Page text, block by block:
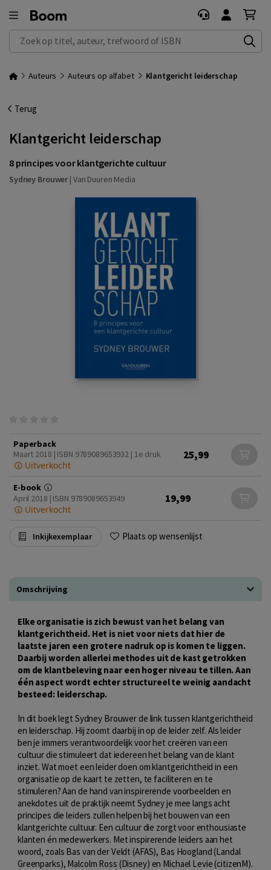
Zoek op titel, auteur, trefwoord of ISBN
Auteurs Auteurs op alfabet Klantgericht leiderschap
Terug
Klantgericht leiderschap
8 principes voor klantgerichte cultuur
Sydney Brouwer | Van Duuren Media
Paperback
Maart 2018 | ISBN 9789089653932 | 1e druk
Uitverkocht
25,99
E-book
April 2018 | ISBN 9789089653949
Uitverkocht
19,99
Inkijkexemplaar Plaats op wensenlijst
Omschrijving
Elke organisatie is zich bewust van het belang van
klantgerichtheid. Het is niet voor niets dat hier de
laatste jaren een grotere nadruk op is komen te liggen.
Daarbij worden allerlei methodes uit de kast getrokken
om de klantbeleving naar een hoger niveau te tillen. Aan
één aspect wordt echter structureel te weinig aandacht
besteed: leiderschap.
In dit boek legt Sydney Brouwer de link tussen klantgerichtheid
en leiderschap. Hij zoomt daarbij in op de leider zelf. Als leider
ben je immers verantwoordelijk voor het creëren van een
cultuur die stimuleert dat iedereen het belang van de klant
inziet. Wat moet een leider doen om klantgerichtheid in een
organisatie op de kaart te zetten, te faciliteren en te
stimuleren? Aan de hand van inspirerende voorbeelden en
anekdotes uit de praktijk neemt Sydney je mee langs acht
principes die leiders zullen helpen bij het bouwen van een
klantgerichte cultuur. Een cultuur die zorgt voor enthousiaste
klanten én medewerkers. Met inspirerende leiders aan het
woord, zoals Bas van der Veldt (AFAS), Bas Hoogland (Landal
Greenparks), Malcolm Ross (Disney) en Michael Levie (citizenM).